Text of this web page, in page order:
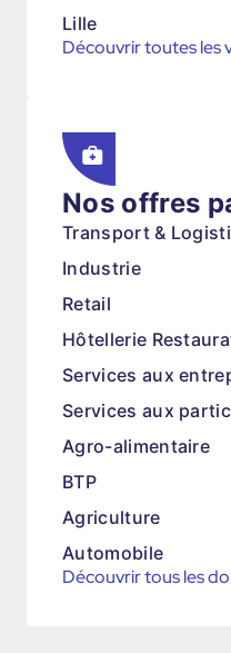
Lille
Découvrir toutes les
Nos offres
Transport &
Industrie
Retail
Hôtellerie
Services aux
Services aux
Agro-alimentaire
BTP
Agriculture
Automobile
Découvrir tous les